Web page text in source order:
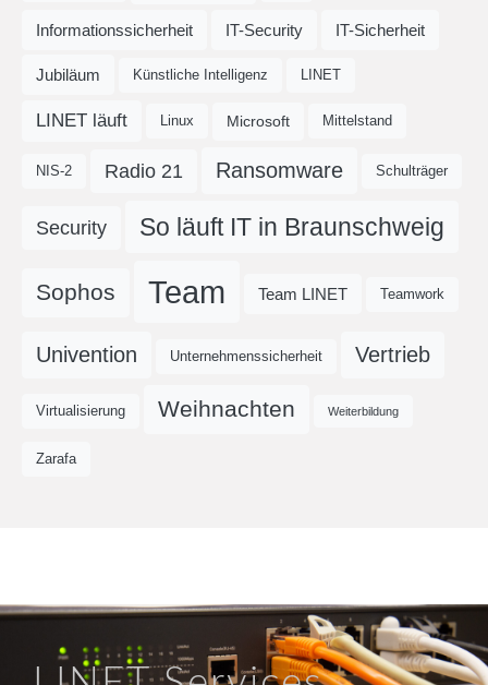
Informationssicherheit IT-Security IT-Sicherheit
Jubiläum Künstliche Intelligenz LINET
LINET läuft Linux Microsoft Mittelstand
NIS-2 Radio 21 Ransomware Schulträger
Security So läuft IT in Braunschweig
Sophos Team Team LINET Teamwork
Univention Unternehmenssicherheit Vertrieb
Virtualisierung Weihnachten Weiterbildung
Zarafa